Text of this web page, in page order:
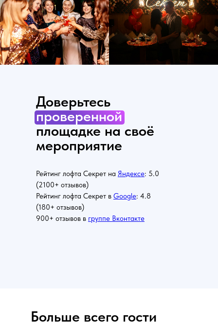
Доверьтесь
проверенной
площадке на своё
мероприятие
Рейтинг лофта Секрет на Яндексе: 5.0
(2100+ отзывов)
Рейтинг лофта Секрет в Google: 4.8
(180+ отзывов)
900+ отзывов в группе Вконтакте
Больше всего гости